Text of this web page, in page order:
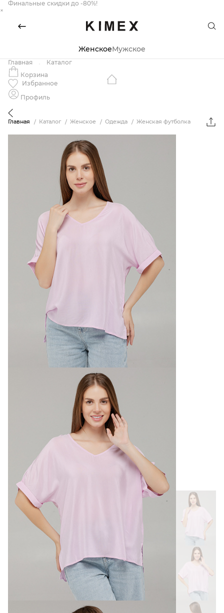
Финальные скидки до -80%!
×
ЖенскоеМужское
Главная
Каталог
Корзина
Избранное
Профиль
Главная Каталог Женское Одежда Женская футболка